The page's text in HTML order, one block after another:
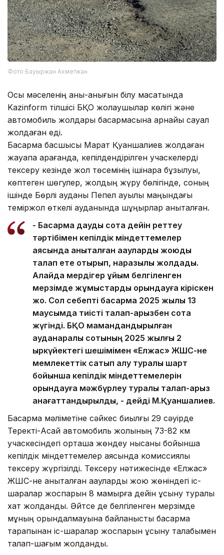
Фото Бауыржан Ахметжан
Осы мәселенің анық-қанығын білу мақсатында
Kazinform тілшісі БҚО жолаушылар көлігі және
автомобиль жолдары басқармасына арнайы сауал
жолдаған еді.
Басқарма басшысы Марат Қуаншалиев жолдаған
жауапқа қарағанда, кепілдендірілген учаскелерді
тексеру кезінде жол төсемінің ішінара бұзылуы,
көптеген шөгулер, жолдың жүру бөлігінде, соның
ішінде Бөрлі ауданы Пепел ауылы маңындағы
теміржол өткелі ауданында шұңқырлар анықталған.
- Басқарма дауды сотқа дейін реттеу
тәртібімен кепілдік міндеттемелер
аясында анықталған ақауларды жоюды
талап ете отырып, наразылық жолдады.
Алайда мердігер ұйым белгіленген
мерзімде жұмыстарды орындауға кіріскен
жоқ. Сол себепті басқарма 2025 жылы 13
маусымда тиісті талап-арызбен сотқа
жүгінді. БҚО мамандандырылған
ауданаралық сотының 2025 жылғы 2
қыркүйектегі шешімімен «Елжас» ЖШС-не
мемлекеттік сатып алу туралы шарт
бойынша кепілдік міндеттемелерін
орындауға мәжбүрлеу туралы талап-арыз
қанағаттандырылды, - дейді М.Қуаншалиев.
Басқарма мәліметіне сәйкес биылғы 29 сәуірде
Теректі-Ақсай автомобиль жолының 73-82 км
учаскесіндегі орташа жөндеу нысаны бойынша
кепілдік міндеттемелер аясында комиссиялық
тексеру жүргізілді. Тексеру нәтижесінде «Елжас»
ЖШС-не анықталған ақауларды жою жөніндегі іс-
шаралар жоспарын 8 мамырға дейін ұсыну туралы
хат жолданды. Әйтсе де белгіленген мерзімде
мұның орындалмауына байланысты басқарма
тарапынан іс-шаралар жоспарын ұсыну талабымен
талап-шағым жолданды.